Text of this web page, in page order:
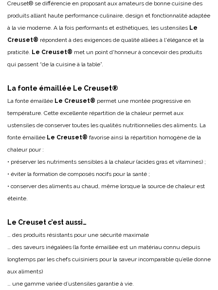
Creuset® se différencie en proposant aux amateurs de bonne cuisine des
produits alliant haute performance culinaire, design et fonctionnalité adaptée
à la vie moderne. A la fois performants et esthétiques, les ustensiles Le
Creuset® répondent à des exigences de qualité alliées à l'élégance et la
praticité. Le Creuset® met un point d'honneur à concevoir des produits
qui passent “de la cuisine à la table”.
La fonte émaillée Le Creuset®
La fonte émaillée Le Creuset® permet une montée progressive en
température. Cette excellente répartition de la chaleur permet aux
ustensiles de conserver toutes les qualités nutritionnelles des aliments. La
fonte émaillée Le Creuset® favorise ainsi la répartition homogène de la
chaleur pour :
• préserver les nutriments sensibles à la chaleur (acides gras et vitamines) ;
• éviter la formation de composés nocifs pour la santé ;
• conserver des aliments au chaud, même lorsque la source de chaleur est
éteinte.
Le Creuset c’est aussi…
… des produits résistants pour une sécurité maximale
… des saveurs inégalées (la fonte émaillée est un matériau connu depuis
longtemps par les chefs cuisiniers pour la saveur incomparable qu’elle donne
aux aliments)
… une gamme variée d’ustensiles garantie à vie.